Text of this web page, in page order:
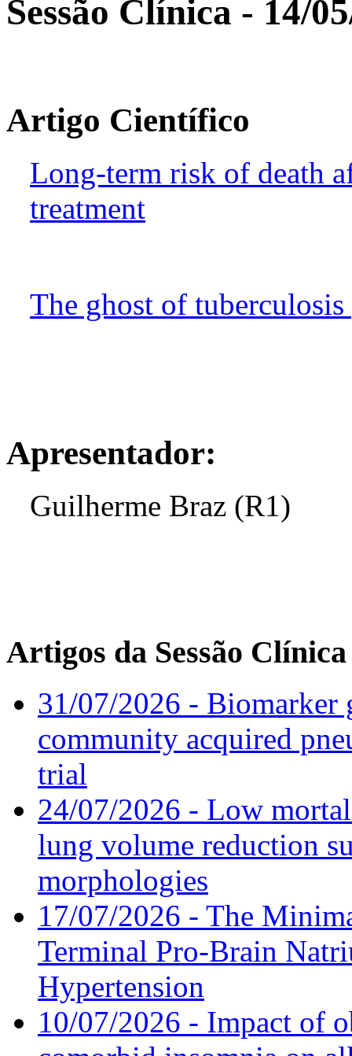
Sessão Clínica - 14/
Artigo Científico
Long-term risk of death
treatment
The ghost of tuberculosis
Apresentador:
Guilherme Braz (R1)
Artigos da Sessão Clínica
31/07/2026 - Biomarker
community acquired
trial
24/07/2026 - Low
lung volume reduction
morphologies
17/07/2026 - The
Terminal Pro-Brain
Hypertension
10/07/2026 - Impact of